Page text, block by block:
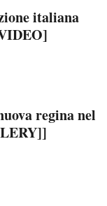
italiana
regina nel